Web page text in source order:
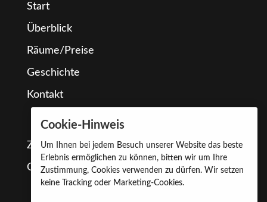
Start
Überblick
Räume/Preise
Geschichte
Kontakt
Zustimmungsstatus: Cookies abgelehnt.
Cookies erlauben
Cookie-Hinweis
Um Ihnen bei jedem Besuch unserer Website das beste
Erlebnis ermöglichen zu können, bitten wir um Ihre
Zustimmung, Cookies verwenden zu dürfen. Wir setzen
keine Tracking oder Marketing-Cookies.